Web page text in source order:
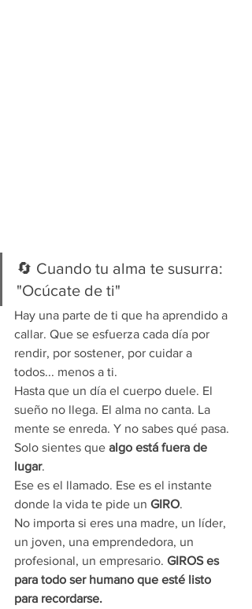
🔄 Cuando tu alma te susurra:
"Ocúcate de ti"
Hay una parte de ti que ha aprendido a
callar. Que se esfuerza cada día por
rendir, por sostener, por cuidar a
todos... menos a ti.
Hasta que un día el cuerpo duele. El
sueño no llega. El alma no canta. La
mente se enreda. Y no sabes qué pasa.
Solo sientes que algo está fuera de
lugar.
Ese es el llamado. Ese es el instante
donde la vida te pide un GIRO.
No importa si eres una madre, un líder,
un joven, una emprendedora, un
profesional, un empresario. GIROS es
para todo ser humano que esté listo
para recordarse.